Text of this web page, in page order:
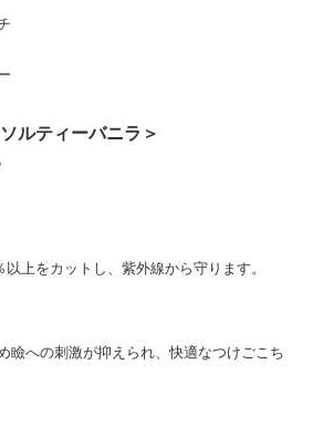
ルティーバニラ＞
上をカットし、紫外線から守ります。
瞼への刺激が抑えられ、快適なつけごこち